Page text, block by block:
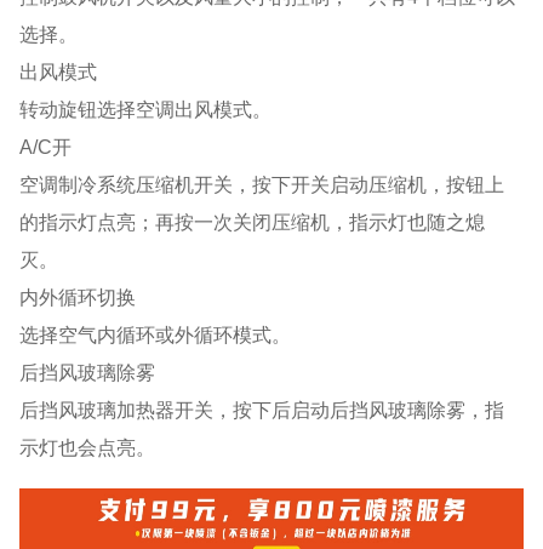
选择。
出风模式
转动旋钮选择空调出风模式。
A/C开
空调制冷系统压缩机开关，按下开关启动压缩机，按钮上
的指示灯点亮；再按一次关闭压缩机，指示灯也随之熄
灭。
内外循环切换
选择空气内循环或外循环模式。
后挡风玻璃除雾
后挡风玻璃加热器开关，按下后启动后挡风玻璃除雾，指
示灯也会点亮。